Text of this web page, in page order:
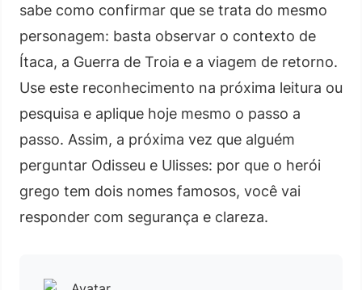
sabe como confirmar que se trata do mesmo
personagem: basta observar o contexto de
Ítaca, a Guerra de Troia e a viagem de retorno.
Use este reconhecimento na próxima leitura ou
pesquisa e aplique hoje mesmo o passo a
passo. Assim, a próxima vez que alguém
perguntar Odisseu e Ulisses: por que o herói
grego tem dois nomes famosos, você vai
responder com segurança e clareza.